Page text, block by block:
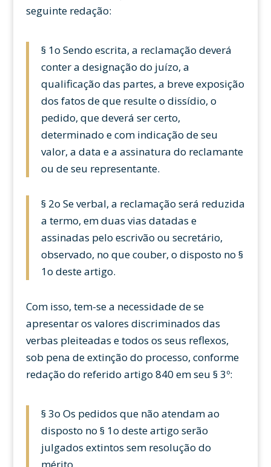
seguinte redação:
§ 1o Sendo escrita, a reclamação deverá
conter a designação do juízo, a
qualificação das partes, a breve exposição
dos fatos de que resulte o dissídio, o
pedido, que deverá ser certo,
determinado e com indicação de seu
valor, a data e a assinatura do reclamante
ou de seu representante.
§ 2o Se verbal, a reclamação será reduzida
a termo, em duas vias datadas e
assinadas pelo escrivão ou secretário,
observado, no que couber, o disposto no §
1o deste artigo.
Com isso, tem-se a necessidade de se
apresentar os valores discriminados das
verbas pleiteadas e todos os seus reflexos,
sob pena de extinção do processo, conforme
redação do referido artigo 840 em seu § 3º:
§ 3o Os pedidos que não atendam ao
disposto no § 1o deste artigo serão
julgados extintos sem resolução do
mérito.